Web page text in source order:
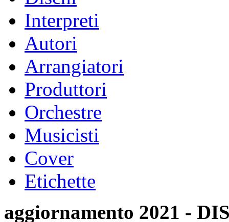
Interpreti
Autori
Arrangiatori
Produttori
Orchestre
Musicisti
Cover
Etichette
aggiornamento 2021 -